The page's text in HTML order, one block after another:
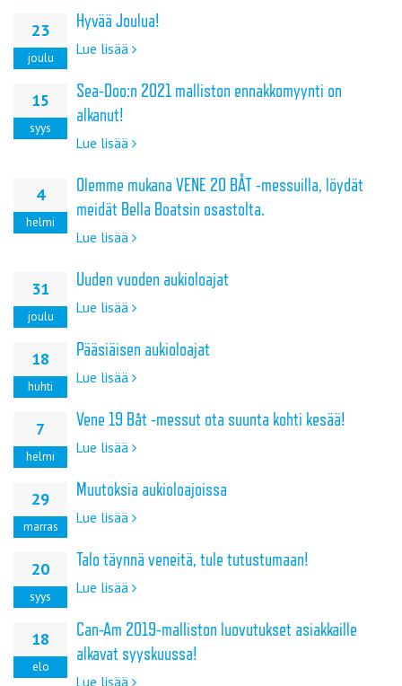
23
joulu
Hyvää Joulua!
Lue lisää
15
syys
Sea-Doo:n 2021 malliston ennakkomyynti on
alkanut!
Lue lisää
4
helmi
Olemme mukana VENE 20 BÅT -messuilla, löydät
meidät Bella Boatsin osastolta.
Lue lisää
31
joulu
Uuden vuoden aukioloajat
Lue lisää
18
huhti
Pääsiäisen aukioloajat
Lue lisää
7
helmi
Vene 19 Båt -messut ota suunta kohti kesää!
Lue lisää
29
marras
Muutoksia aukioloajoissa
Lue lisää
20
syys
Talo täynnä veneitä, tule tutustumaan!
Lue lisää
18
elo
Can-Am 2019-malliston luovutukset asiakkaille
alkavat syyskuussa!
Lue lisää